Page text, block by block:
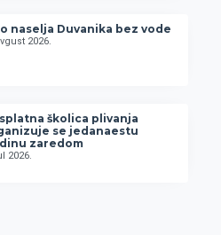
naselja Duvanika bez vode
2026.
školica plivanja
se jedanaestu
zaredom
2026.